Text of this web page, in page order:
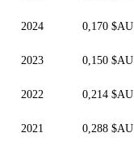
2024 0,170 $AU
2023 0,150 $AU
2022 0,214 $AU
2021 0,288 $AU